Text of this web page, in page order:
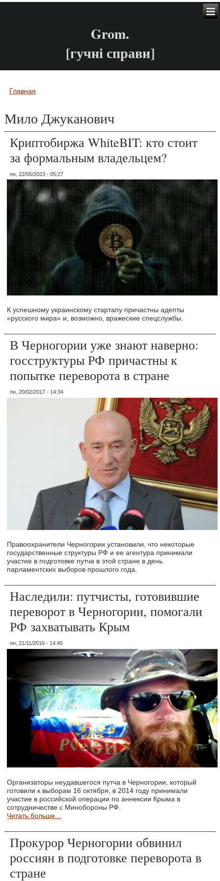
Grom.
[гучні справи]
Вы здесь
Главная
Мило Джуканович
Криптобиржа WhiteBIT: кто стоит
за формальным владельцем?
пн, 22/05/2023 - 05:27
К успешному украинскому стартапу причастны адепты
«русского мира» и, возможно, вражеские спецслужбы.
В Черногории уже знают наверно:
госструктуры РФ причастны к
попытке переворота в стране
пн, 20/02/2017 - 14:34
Правоохранители Черногории установили, что некоторые
государственные структуры РФ и ее агентура принимали
участие в подготовке путча в этой стране в день
парламентских выборов прошлого года.
Наследили: путчисты, готовившие
переворот в Черногории, помогали
РФ захватывать Крым
пн, 21/11/2016 - 14:45
Организаторы неудавшегося путча в Черногории, который
готовили к выборам 16 октября, в 2014 году принимали
участие в российской операции по аннексии Крыма в
сотрудничестве с Минобороны РФ.
Читать больше...
Прокурор Черногории обвинил
россиян в подготовке переворота в
стране